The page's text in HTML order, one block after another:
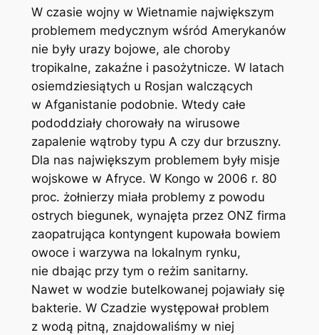
W czasie wojny w Wietnamie największym
problemem medycznym wśród Amerykanów
nie były urazy bojowe, ale choroby
tropikalne, zakaźne i pasożytnicze. W latach
osiemdziesiątych u Rosjan walczących
w Afganistanie podobnie. Wtedy całe
pododdziały chorowały na wirusowe
zapalenie wątroby typu A czy dur brzuszny.
Dla nas największym problemem były misje
wojskowe w Afryce. W Kongo w 2006 r. 80
proc. żołnierzy miała problemy z powodu
ostrych biegunek, wynajęta przez ONZ firma
zaopatrująca kontyngent kupowała bowiem
owoce i warzywa na lokalnym rynku,
nie dbając przy tym o reżim sanitarny.
Nawet w wodzie butelkowanej pojawiały się
bakterie. W Czadzie występował problem
z wodą pitną, znajdowaliśmy w niej